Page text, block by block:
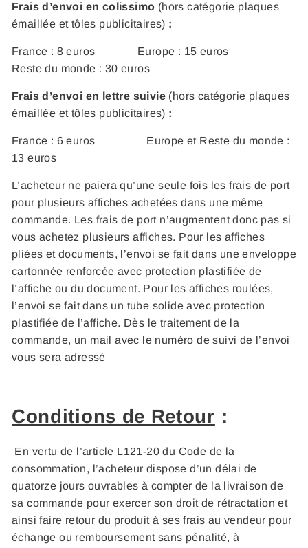
Frais d’envoi en colissimo (hors catégorie plaques
émaillée et tôles publicitaires) :
France : 8 euros Europe : 15 euros
Reste du monde : 30 euros
Frais d’envoi en lettre suivie (hors catégorie plaques
émaillée et tôles publicitaires) :
France : 6 euros Europe et Reste du monde :
13 euros
L’acheteur ne paiera qu’une seule fois les frais de port
pour plusieurs affiches achetées dans une même
commande. Les frais de port n’augmentent donc pas si
vous achetez plusieurs affiches. Pour les affiches
pliées et documents, l’envoi se fait dans une enveloppe
cartonnée renforcée avec protection plastifiée de
l’affiche ou du document. Pour les affiches roulées,
l’envoi se fait dans un tube solide avec protection
plastifiée de l’affiche. Dès le traitement de la
commande, un mail avec le numéro de suivi de l’envoi
vous sera adressé
Conditions de Retour :
En vertu de l’article L121-20 du Code de la
consommation, l’acheteur dispose d’un délai de
quatorze jours ouvrables à compter de la livraison de
sa commande pour exercer son droit de rétractation et
ainsi faire retour du produit à ses frais au vendeur pour
échange ou remboursement sans pénalité, à